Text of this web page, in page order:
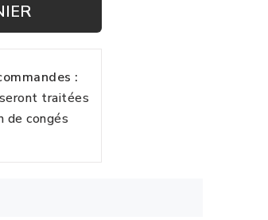
:
traitées
de congés